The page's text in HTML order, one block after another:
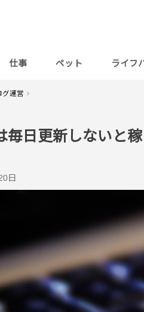
仕事 ペット ライフ
グ運営
毎日更新しないと
日